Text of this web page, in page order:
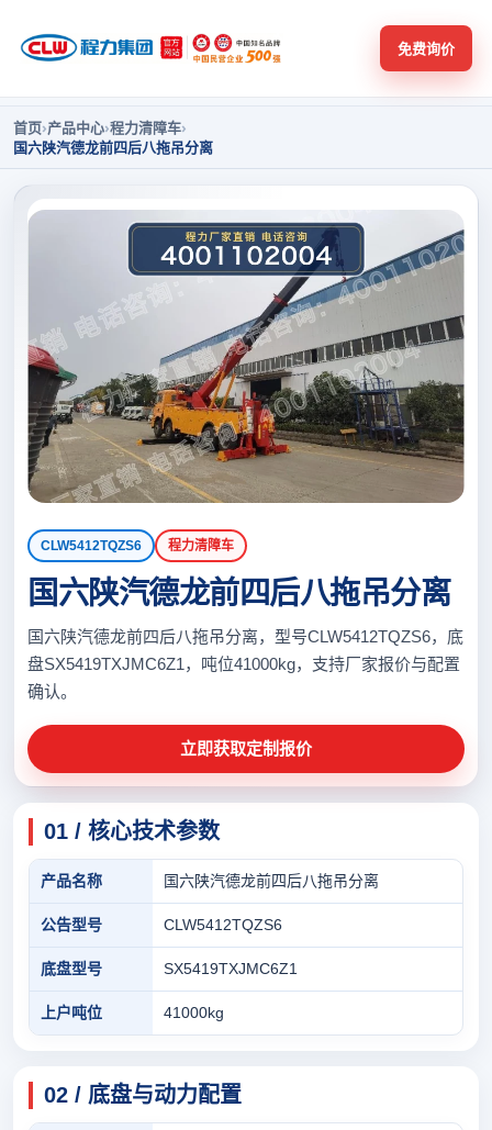
免费询价
首页›产品中心›程力清障车›
国六陕汽德龙前四后八拖吊分离
CLW5412TQZS6 程力清障车
国六陕汽德龙前四后八拖吊分离
国六陕汽德龙前四后八拖吊分离，型号CLW5412TQZS6，底
盘SX5419TXJMC6Z1，吨位41000kg，支持厂家报价与配置
确认。
立即获取定制报价
01 / 核心技术参数
产品名称 国六陕汽德龙前四后八拖吊分离
公告型号 CLW5412TQZS6
底盘型号 SX5419TXJMC6Z1
上户吨位 41000kg
02 / 底盘与动力配置